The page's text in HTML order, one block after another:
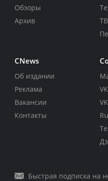
Обзоры
Архив
ТВ
CNews
Об издании
Реклама
Вакансии
Контакты
VK
Быстрая подписка на